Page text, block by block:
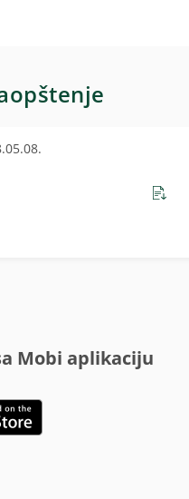
Mobi aplikaciju